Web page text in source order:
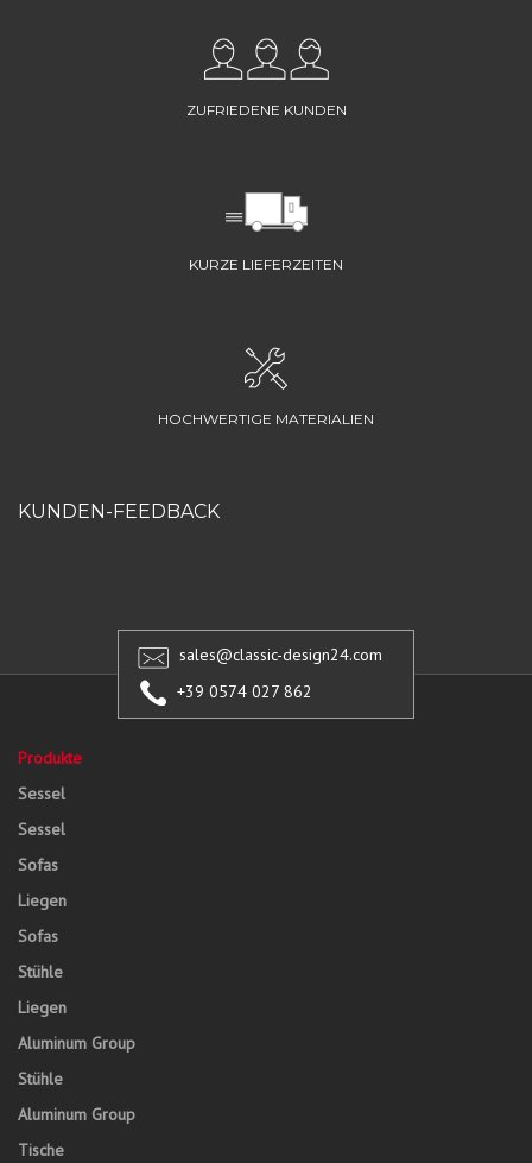
ZUFRIEDENE KUNDEN
KURZE LIEFERZEITEN
HOCHWERTIGE MATERIALIEN
KUNDEN-FEEDBACK
sales@classic-design24.com
+39 0574 027 862
Produkte
Sessel
Sessel
Sofas
Liegen
Sofas
Stühle
Liegen
Aluminum Group
Stühle
Aluminum Group
Tische